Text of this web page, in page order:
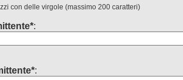
con delle virgole (massimo 200 caratteri)
:
: